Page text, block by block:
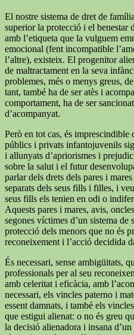
El nostre sistema de dret de
superior la protecció i el benestar
amb l’etiqueta que la vulguem
emocional (fent incompatible
l’altre), existeix. El progenitor
de maltractament en la seva
problemes, més o menys greus,
tant, també ha de ser atès i
comportament, ha de ser
d’acompanyat.
Però en tot cas, és imprescindible
públics i privats infantojuvenils
i allunyats d’apriorismes i
sobre la salut i el futur
parlar dels drets dels pares i
separats dels seus fills i filles, i
seus fills els tenien en odi o
Aquests pares i mares, avis,
segones víctimes d’un sistema
protecció dels menors que no és
reconeixement i l’acció decidida
És necessari, sense ambigüitats,
professionals per al seu
amb celeritat i eficàcia, amb
necessari, els vincles paterno i
essent damnats, i també els
que estigui alienat: o no és greu
la decisió alienadora i insana